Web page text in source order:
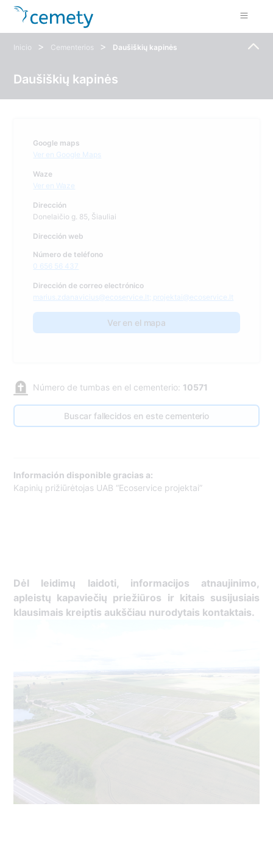
Inicio > Cementerios > Daušiškių kapinės
Daušiškių kapinės
Google maps
Ver en Google Maps
Waze
Ver en Waze
Dirección
Donelaičio g. 85, Šiauliai
Dirección web
Número de teléfono
0 656 56 437
Dirección de correo electrónico
marius.zdanavicius@ecoservice.lt; projektai@ecoservice.lt
Ver en el mapa
Número de tumbas en el cementerio: 10571
Buscar fallecidos en este cementerio
Información disponible gracias a:
Kapinių prižiūrėtojas UAB “Ecoservice projektai”
Dėl leidimų laidoti, ​informacijos atnaujinimo,
apleistų kapaviečių priežiūros ir kitais susijusiais
klausimais kreiptis ​aukščiau nurodytais kontaktais.